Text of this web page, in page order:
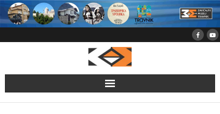
Skip
content